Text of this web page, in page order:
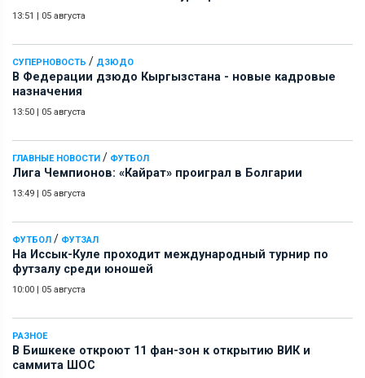
13:51 | 05 августа
СУПЕРНОВОСТЬ / ДЗЮДО
В Федерации дзюдо Кыргызстана - новые кадровые
назначения
13:50 | 05 августа
ГЛАВНЫЕ НОВОСТИ / ФУТБОЛ
Лига Чемпионов: «Кайрат» проиграл в Болгарии
13:49 | 05 августа
ФУТБОЛ / ФУТЗАЛ
На Иссык-Куле проходит международный турнир по
футзалу среди юношей
10:00 | 05 августа
РАЗНОЕ
В Бишкеке откроют 11 фан-зон к открытию ВИК и
саммита ШОС